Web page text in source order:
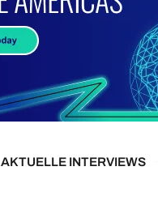
AKTUELLE INTERVIEWS